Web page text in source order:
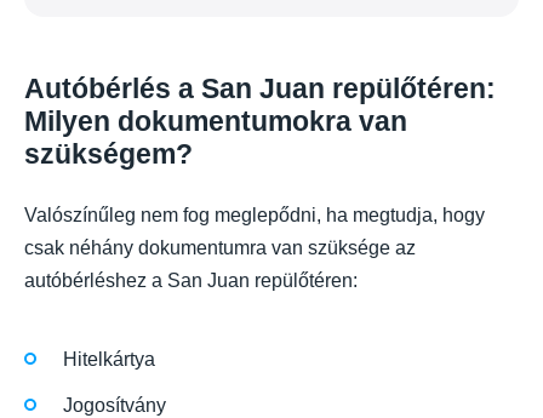
Autóbérlés a San Juan repülőtéren:
Milyen dokumentumokra van
szükségem?
Valószínűleg nem fog meglepődni, ha megtudja, hogy
csak néhány dokumentumra van szüksége az
autóbérléshez a San Juan repülőtéren:
Hitelkártya
Jogosítvány